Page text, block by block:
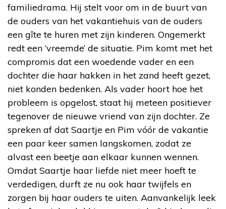
familiedrama. Hij stelt voor om in de buurt van
de ouders van het vakantiehuis van de ouders
een gîte te huren met zijn kinderen. Ongemerkt
redt een ‘vreemde’ de situatie. Pim komt met het
compromis dat een woedende vader en een
dochter die haar hakken in het zand heeft gezet,
niet konden bedenken. Als vader hoort hoe het
probleem is opgelost, staat hij meteen positiever
tegenover de nieuwe vriend van zijn dochter. Ze
spreken af dat Saartje en Pim vóór de vakantie
een paar keer samen langskomen, zodat ze
alvast een beetje aan elkaar kunnen wennen.
Omdat Saartje haar liefde niet meer hoeft te
verdedigen, durft ze nu ook haar twijfels en
zorgen bij haar ouders te uiten. Aanvankelijk leek